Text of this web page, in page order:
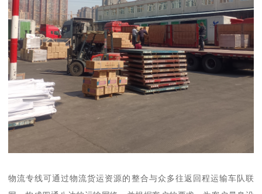
物流专线可通过物流货运资源的整合与众多往返回程运输车队联